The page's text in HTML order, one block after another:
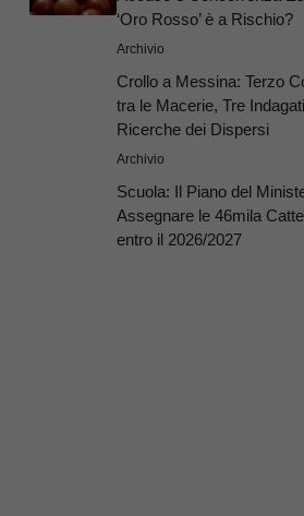
‘Oro Rosso’ è a Rischio?
Archivio
Crollo a Messina: Terzo
tra le Macerie, Tre
Ricerche dei Dispersi
Archivio
Scuola: Il Piano del
Assegnare le 46mila
entro il 2026/2027